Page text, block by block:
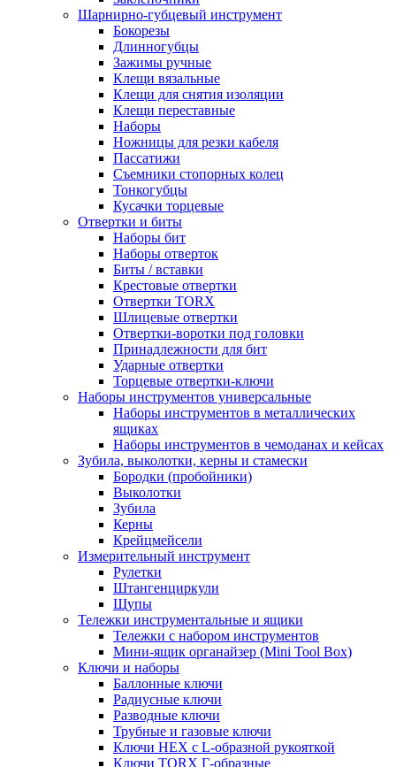
Шарнирно-губцевый инструмент
Бокорезы
Длинногубцы
Зажимы ручные
Клещи вязальные
Клещи для снятия изоляции
Клещи переставные
Наборы
Ножницы для резки кабеля
Пассатижи
Съемники стопорных колец
Тонкогубцы
Кусачки торцевые
Отвертки и биты
Наборы бит
Наборы отверток
Биты / вставки
Крестовые отвертки
Отвертки TORX
Шлицевые отвертки
Отвертки-воротки под головки
Принадлежности для бит
Ударные отвертки
Торцевые отвертки-ключи
Наборы инструментов универсальные
Наборы инструментов в металлических
ящиках
Наборы инструментов в чемоданах и кейсах
Зубила, выколотки, керны и стамески
Бородки (пробойники)
Выколотки
Зубила
Керны
Крейцмейсели
Измерительный инструмент
Рулетки
Штангенциркули
Щупы
Тележки инструментальные и ящики
Тележки с набором инструментов
Мини-ящик органайзер (Mini Tool Box)
Ключи и наборы
Баллонные ключи
Радиусные ключи
Разводные ключи
Трубные и газовые ключи
Ключи HEX с L-образной рукояткой
Ключи TORX Г-образные